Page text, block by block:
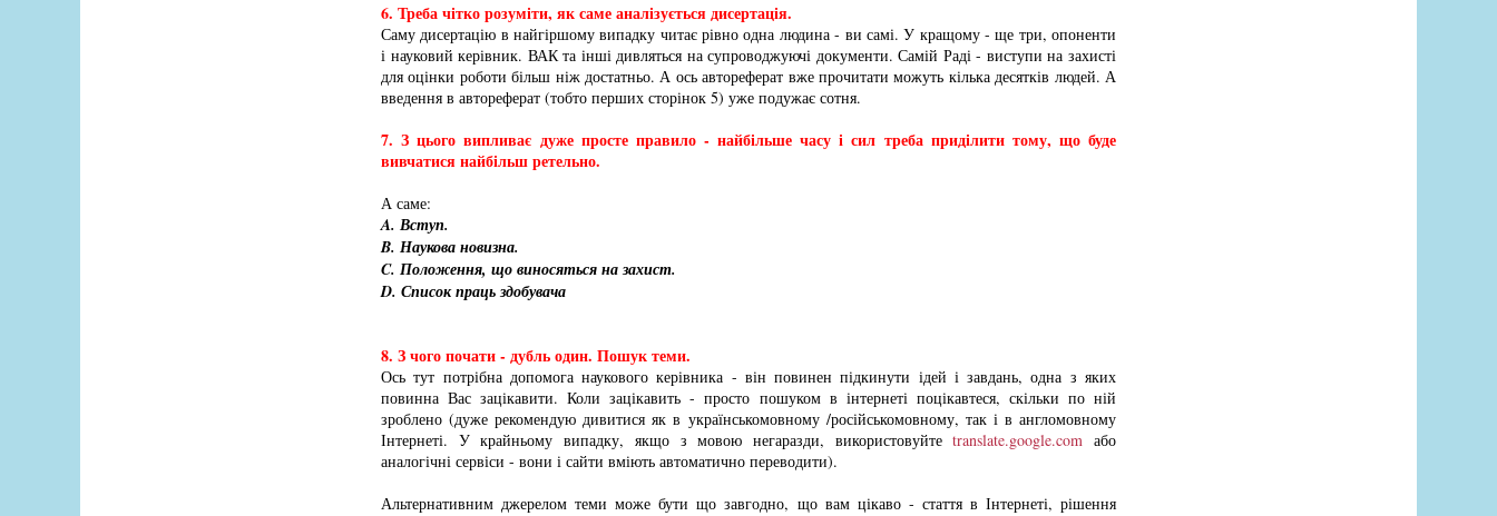
6. Треба чітко розуміти, як саме аналізується дисертація.
Саму дисертацію в найгіршому випадку читає рівно одна людина - ви самі. У кращому - ще три, опоненти
і науковий керівник. ВАК та інші дивляться на супроводжуючі документи. Самій Раді - виступи на захисті
для оцінки роботи більш ніж достатньо. А ось автореферат вже прочитати можуть кілька десятків людей. А
введення в автореферат (тобто перших сторінок 5) уже подужає сотня.
7. З цього випливає дуже просте правило - найбільше часу і сил треба приділити тому, що буде
вивчатися найбільш ретельно.
А саме:
A. Вступ.
B. Наукова новизна.
C. Положення, що виносяться на захист.
D. Список праць здобувача
8. З чого почати - дубль один. Пошук теми.
Ось тут потрібна допомога наукового керівника - він повинен підкинути ідей і завдань, одна з яких
повинна Вас зацікавити. Коли зацікавить - просто пошуком в інтернеті поцікавтеся, скільки по ній
зроблено (дуже рекомендую дивитися як в українськомовному /російськомовному, так і в англомовному
Інтернеті. У крайньому випадку, якщо з мовою негаразди, використовуйтеtranslate.google.com або
аналогічні сервіси - вони і сайти вміють автоматично переводити).
Альтернативним джерелом теми може бути що завгодно, що вам цікаво - стаття в Інтернеті, рішення